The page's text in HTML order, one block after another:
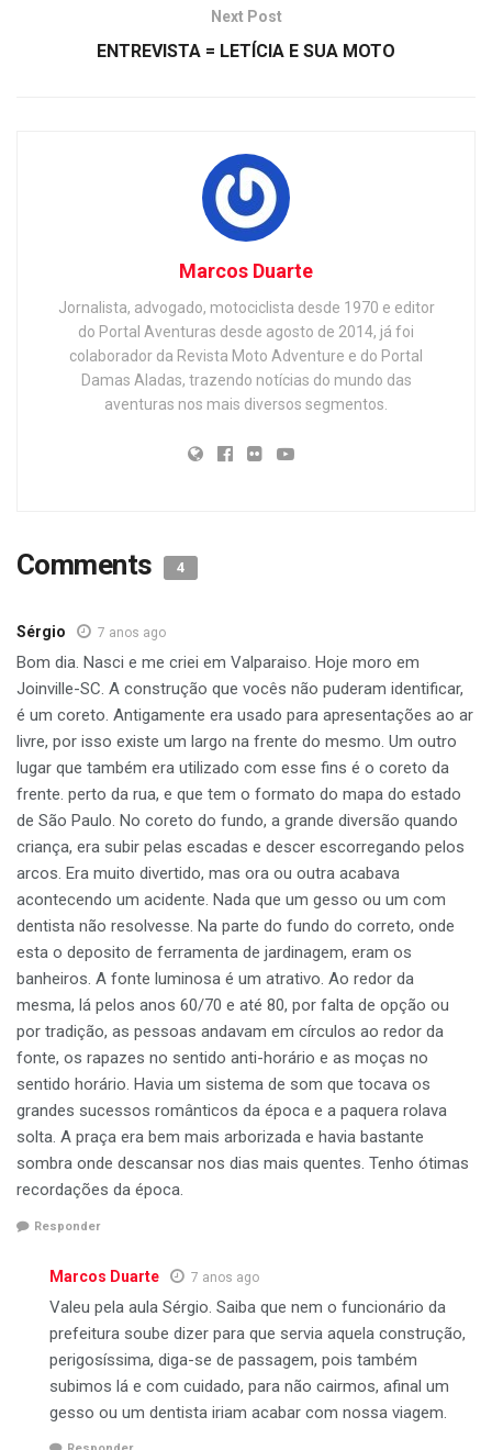
Next Post
ENTREVISTA = LETÍCIA E SUA MOTO
Marcos Duarte
Jornalista, advogado, motociclista desde 1970 e editor
do Portal Aventuras desde agosto de 2014, já foi
colaborador da Revista Moto Adventure e do Portal
Damas Aladas, trazendo notícias do mundo das
aventuras nos mais diversos segmentos.
Comments 4
Sérgio 7 anos ago
Bom dia. Nasci e me criei em Valparaiso. Hoje moro em
Joinville-SC. A construção que vocês não puderam identificar,
é um coreto. Antigamente era usado para apresentações ao ar
livre, por isso existe um largo na frente do mesmo. Um outro
lugar que também era utilizado com esse fins é o coreto da
frente. perto da rua, e que tem o formato do mapa do estado
de São Paulo. No coreto do fundo, a grande diversão quando
criança, era subir pelas escadas e descer escorregando pelos
arcos. Era muito divertido, mas ora ou outra acabava
acontecendo um acidente. Nada que um gesso ou um com
dentista não resolvesse. Na parte do fundo do correto, onde
esta o deposito de ferramenta de jardinagem, eram os
banheiros. A fonte luminosa é um atrativo. Ao redor da
mesma, lá pelos anos 60/70 e até 80, por falta de opção ou
por tradição, as pessoas andavam em círculos ao redor da
fonte, os rapazes no sentido anti-horário e as moças no
sentido horário. Havia um sistema de som que tocava os
grandes sucessos românticos da época e a paquera rolava
solta. A praça era bem mais arborizada e havia bastante
sombra onde descansar nos dias mais quentes. Tenho ótimas
recordações da época.
Responder
Marcos Duarte 7 anos ago
Valeu pela aula Sérgio. Saiba que nem o funcionário da
prefeitura soube dizer para que servia aquela construção,
perigosíssima, diga-se de passagem, pois também
subimos lá e com cuidado, para não cairmos, afinal um
gesso ou um dentista iriam acabar com nossa viagem.